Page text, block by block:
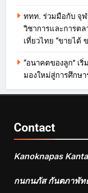
ททท. ร่วมมือกับ จุ
วิชาการและการต
เที่ยวไทย “ขายได้
“อนาคตของลูก” เ
มองใหม่สู่การศึกษ
Contact
Kanoknapas
กนกนภัส กันตภาพัท